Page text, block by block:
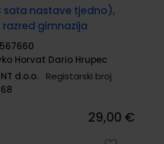
sata nastave tjedno),
razred gimnazija
567660
Horvat Dario Hrupec
d.o.o.
Registarski broj
29,00 €